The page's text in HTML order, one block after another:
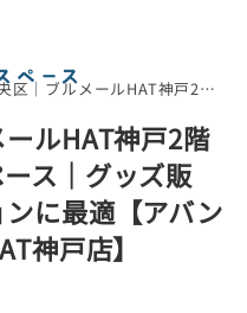
店イベント台スペース｜グッズ販売・販促プロモーションに最適【アバンティブックセンターHAT神戸店】
ルHAT神戸2階
ス｜グッズ販
に最適【アバン
神戸店】